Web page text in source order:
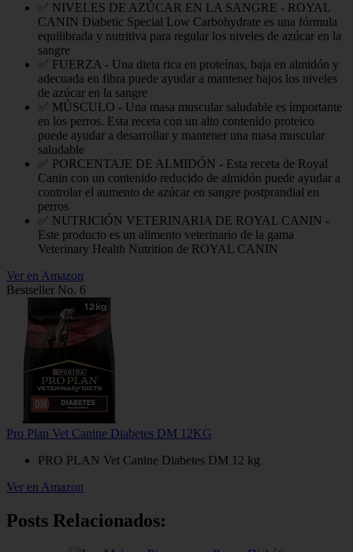
✅ NIVELES DE AZÚCAR EN LA SANGRE - ROYAL
CANIN Diabetic Special Low Carbohydrate es una fórmula
equilibrada y nutritiva para regular los niveles de azúcar en la
sangre
✅ FUERZA - Una dieta rica en proteínas, baja en almidón y
adecuada en fibra puede ayudar a mantener bajos los niveles
de azúcar en la sangre
✅ MÚSCULO - Una masa muscular saludable es importante
en los perros. Esta receta con un alto contenido proteico
puede ayudar a desarrollar y mantener una masa muscular
saludable
✅ PORCENTAJE DE ALMIDÓN - Esta receta de Royal
Canin con un contenido reducido de almidón puede ayudar a
controlar el aumento de azúcar en sangre postprandial en
perros
✅ NUTRICIÓN VETERINARIA DE ROYAL CANIN -
Este producto es un alimento veterinario de la gama
Veterinary Health Nutrition de ROYAL CANIN
Ver en Amazon
Bestseller No. 6
Pro Plan Vet Canine Diabetes DM 12KG
PRO PLAN Vet Canine Diabetes DM 12 kg
Ver en Amazon
Posts Relacionados: